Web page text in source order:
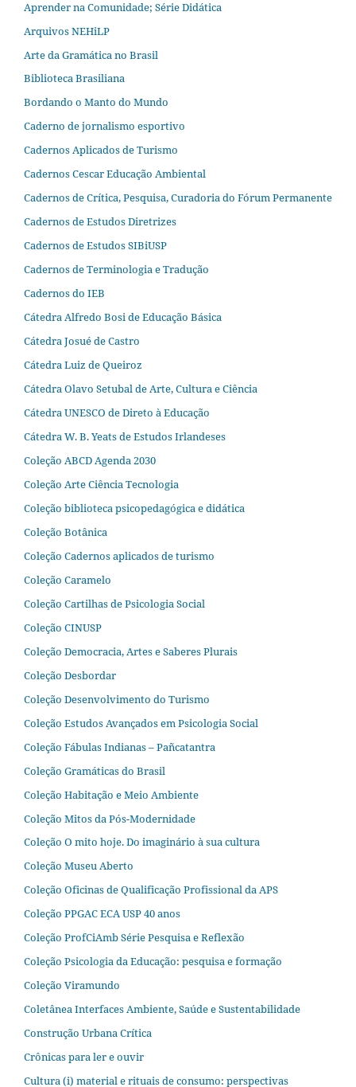
Aprender na Comunidade; Série Didática
Arquivos NEHiLP
Arte da Gramática no Brasil
Biblioteca Brasiliana
Bordando o Manto do Mundo
Caderno de jornalismo esportivo
Cadernos Aplicados de Turismo
Cadernos Cescar Educação Ambiental
Cadernos de Crítica, Pesquisa, Curadoria do Fórum Permanente
Cadernos de Estudos Diretrizes
Cadernos de Estudos SIBiUSP
Cadernos de Terminologia e Tradução
Cadernos do IEB
Cátedra Alfredo Bosi de Educação Básica
Cátedra Josué de Castro
Cátedra Luiz de Queiroz
Cátedra Olavo Setubal de Arte, Cultura e Ciência
Cátedra UNESCO de Direto à Educação
Cátedra W. B. Yeats de Estudos Irlandeses
Coleção ABCD Agenda 2030
Coleção Arte Ciência Tecnologia
Coleção biblioteca psicopedagógica e didática
Coleção Botânica
Coleção Cadernos aplicados de turismo
Coleção Caramelo
Coleção Cartilhas de Psicologia Social
Coleção CINUSP
Coleção Democracia, Artes e Saberes Plurais
Coleção Desbordar
Coleção Desenvolvimento do Turismo
Coleção Estudos Avançados em Psicologia Social
Coleção Fábulas Indianas – Pañcatantra
Coleção Gramáticas do Brasil
Coleção Habitação e Meio Ambiente
Coleção Mitos da Pós-Modernidade
Coleção O mito hoje. Do imaginário à sua cultura
Coleção Museu Aberto
Coleção Oficinas de Qualificação Profissional da APS
Coleção PPGAC ECA USP 40 anos
Coleção ProfCiAmb Série Pesquisa e Reflexão
Coleção Psicologia da Educação: pesquisa e formação
Coleção Viramundo
Coletânea Interfaces Ambiente, Saúde e Sustentabilidade
Construção Urbana Crítica
Crônicas para ler e ouvir
Cultura (i) material e rituais de consumo: perspectivas